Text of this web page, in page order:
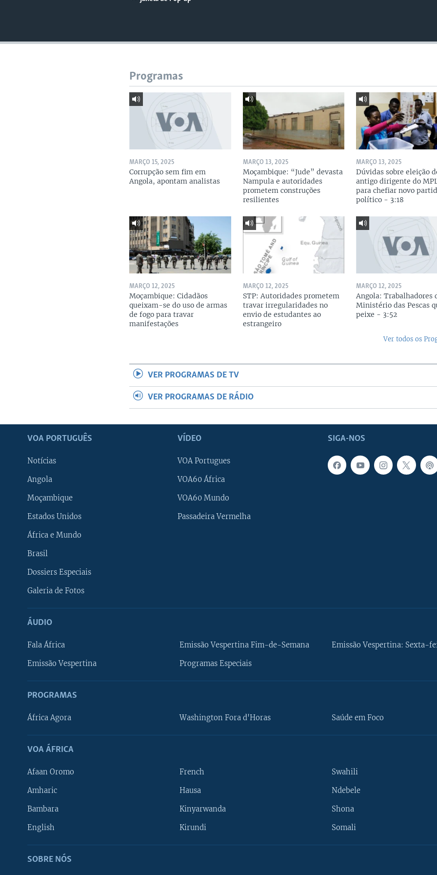
Programas
MARÇO 15, 2025
Corrupção sem fim em
Angola, apontam analistas
MARÇO 13, 2025
Moçambique: “Jude” devasta
Nampula e autoridades
prometem construções
resilientes
MARÇO 13, 2025
Dúvidas sobre eleição
antigo dirigente do
para chefiar novo
político - 3:18
MARÇO 12, 2025
Moçambique: Cidadãos
queixam-se do uso de armas
de fogo para travar
manifestações
MARÇO 12, 2025
STP: Autoridades prometem
travar irregularidades no
envio de estudantes ao
estrangeiro
MARÇO 12, 2025
Angola: Trabalhadores
Ministério das Pescas
peixe - 3:52
Ver todos os
VER PROGRAMAS DE TV
VER PROGRAMAS DE RÁDIO
SIGA-NOS
VOA PORTUGUÊS
Notícias
Angola
Moçambique
Estados Unidos
África e Mundo
Brasil
Dossiers Especiais
Galeria de Fotos
VÍDEO
VOA Portugues
VOA60 África
VOA60 Mundo
Passadeira Vermelha
ÁUDIO
Fala África
Emissão Vespertina
Emissão Vespertina Fim-de-Semana
Programas Especiais
Emissão Vespertina: Sexta-
PROGRAMAS
África Agora Washington Fora d'Horas Saúde em Foco
VOA ÁFRICA
Afaan Oromo
Amharic
Bambara
English
French
Hausa
Kinyarwanda
Kirundi
Swahili
Ndebele
Shona
Somali
SOBRE NÓS